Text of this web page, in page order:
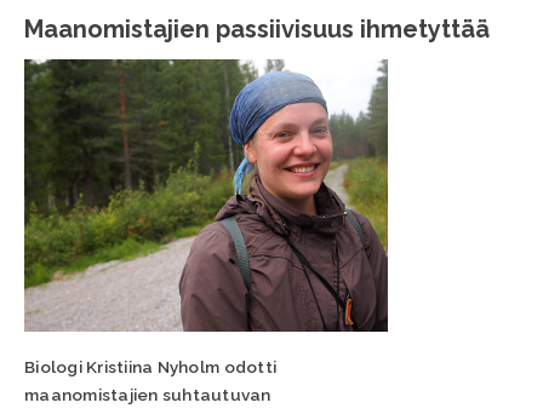
Maanomistajien passiivisuus ihmetyttää
Biologi Kristiina Nyholm odotti
maanomistajien suhtautuvan